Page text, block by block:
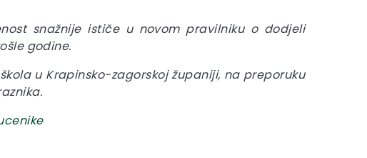
snažnije ističe u novom pravilniku o dodjeli
godine.
u Krapinsko-zagorskoj županiji, na preporuku